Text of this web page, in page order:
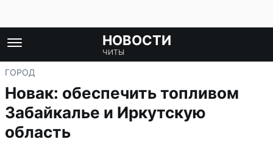
НОВОСТИ
ЧИТЫ
ГОРОД
Новак: обеспечить топливом
Забайкалье и Иркутскую
область